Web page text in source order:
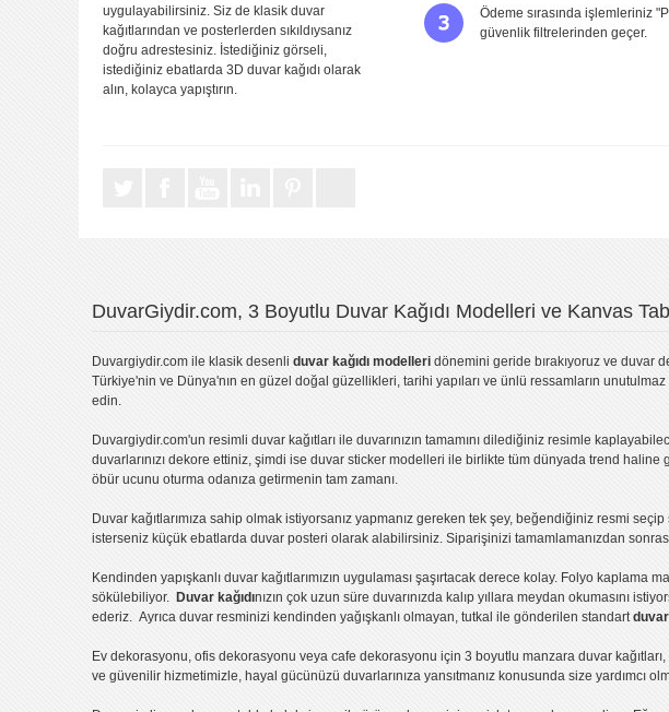
uygulayabilirsiniz. Siz de klasik duvar
kağıtlarından ve posterlerden sıkıldıysanız
doğru adrestesiniz. İstediğiniz görseli,
istediğiniz ebatlarda 3D duvar kağıdı olarak
alın, kolayca yapıştırın.
Ödeme sırasında işlemleriniz
güvenlik filtrelerinden geçer.
DuvarGiydir.com, 3 Boyutlu Duvar Kağıdı Modelleri ve Kanvas
Duvargiydir.com ile klasik desenli duvar kağıdı modelleri dönemini geride bırakıyoruz ve duvar
Türkiye'nin ve Dünya'nın en güzel doğal güzellikleri, tarihi yapıları ve ünlü ressamların
edin.
Duvargiydir.com'un resimli duvar kağıtları ile duvarınızın tamamını dilediğiniz resimle
duvarlarınızı dekore ettiniz, şimdi ise duvar sticker modelleri ile birlikte tüm dünyada trend haline
öbür ucunu oturma odanıza getirmenin tam zamanı.
Duvar kağıtlarımıza sahip olmak istiyorsanız yapmanız gereken tek şey, beğendiğiniz resmi
isterseniz küçük ebatlarda duvar posteri olarak alabilirsiniz. Siparişinizi tamamlamanızdan
Kendinden yapışkanlı duvar kağıtlarımızın uygulaması şaşırtacak derece kolay. Folyo kaplama
sökülebiliyor. Duvar kağıdınızın çok uzun süre duvarınızda kalıp yıllara meydan okumasını
ederiz. Ayrıca duvar resminizi kendinden yağışkanlı olmayan, tutkal ile gönderilen standartduvar
Ev dekorasyonu, ofis dekorasyonu veya cafe dekorasyonu için 3 boyutlu manzara duvar kağıtları,
ve güvenilir hizmetimizle, hayal gücünüzü duvarlarınıza yansıtmanız konusunda size yardımcı